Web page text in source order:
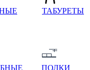
ТАБУРЕТЫ
ПОЛКИ